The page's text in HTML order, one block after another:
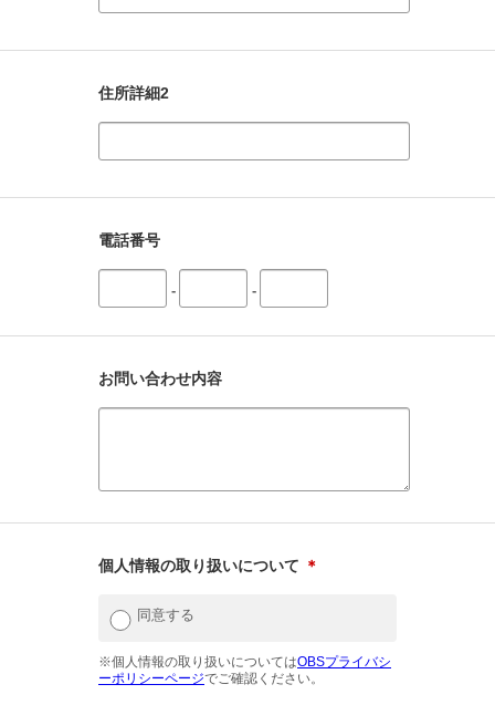
住所詳細2
電話番号
- -
お問い合わせ内容
個人情報の取り扱いについて ＊
同意する
※個人情報の取り扱いについてはOBSプライバシ
ーポリシーページでご確認ください。